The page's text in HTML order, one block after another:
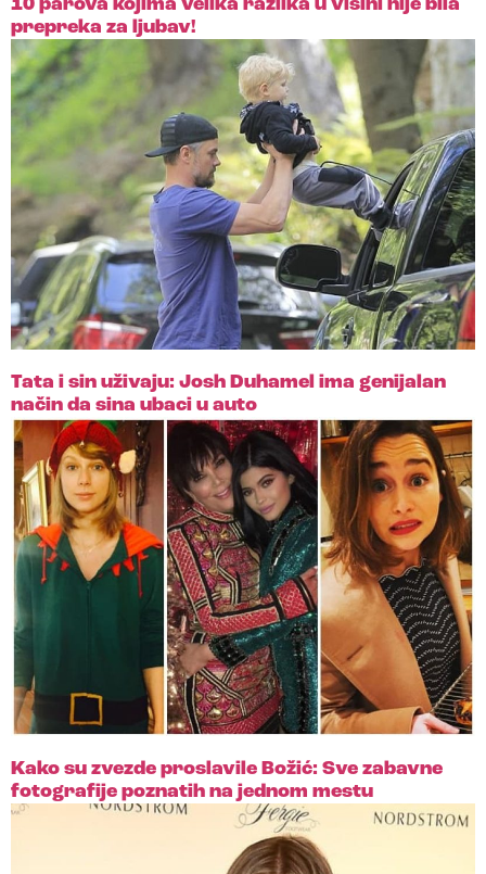
10 parova kojima velika razlika u visini nije bila
prepreka za ljubav!
Tata i sin uživaju: Josh Duhamel ima genijalan
način da sina ubaci u auto
Kako su zvezde proslavile Božić: Sve zabavne
fotografije poznatih na jednom mestu